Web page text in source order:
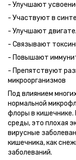
- Улучшают
- Участвуют в
- Улучшают
- Связывают
- Повышают
- Препятствуют
микроорганизмов
Под влиянием
нормальной
флоры в
среды, это плохая
вирусные
кишечника, как
заболеваний.